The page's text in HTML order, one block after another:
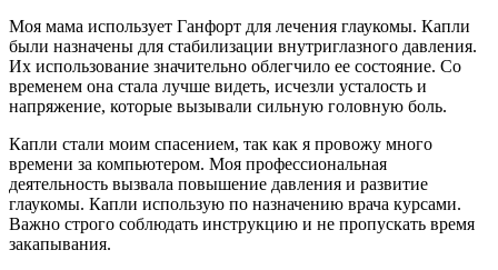
Моя мама использует Ганфорт для лечения глаукомы. Капли
были назначены для стабилизации внутриглазного давления.
Их использование значительно облегчило ее состояние. Со
временем она стала лучше видеть, исчезли усталость и
напряжение, которые вызывали сильную головную боль.
Капли стали моим спасением, так как я провожу много
времени за компьютером. Моя профессиональная
деятельность вызвала повышение давления и развитие
глаукомы. Капли использую по назначению врача курсами.
Важно строго соблюдать инструкцию и не пропускать время
закапывания.